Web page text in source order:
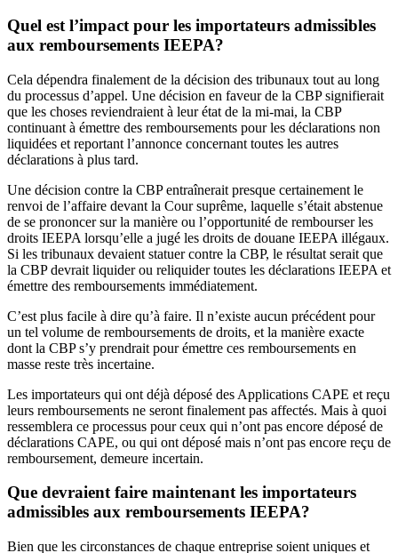
Quel est l’impact pour les importateurs admissibles
aux remboursements IEEPA?
Cela dépendra finalement de la décision des tribunaux tout au long
du processus d’appel. Une décision en faveur de la CBP signifierait
que les choses reviendraient à leur état de la mi-mai, la CBP
continuant à émettre des remboursements pour les déclarations non
liquidées et reportant l’annonce concernant toutes les autres
déclarations à plus tard.
Une décision contre la CBP entraînerait presque certainement le
renvoi de l’affaire devant la Cour suprême, laquelle s’était abstenue
de se prononcer sur la manière ou l’opportunité de rembourser les
droits IEEPA lorsqu’elle a jugé les droits de douane IEEPA illégaux.
Si les tribunaux devaient statuer contre la CBP, le résultat serait que
la CBP devrait liquider ou reliquider toutes les déclarations IEEPA et
émettre des remboursements immédiatement.
C’est plus facile à dire qu’à faire. Il n’existe aucun précédent pour
un tel volume de remboursements de droits, et la manière exacte
dont la CBP s’y prendrait pour émettre ces remboursements en
masse reste très incertaine.
Les importateurs qui ont déjà déposé des Applications CAPE et reçu
leurs remboursements ne seront finalement pas affectés. Mais à quoi
ressemblera ce processus pour ceux qui n’ont pas encore déposé de
déclarations CAPE, ou qui ont déposé mais n’ont pas encore reçu de
remboursement, demeure incertain.
Que devraient faire maintenant les importateurs
admissibles aux remboursements IEEPA?
Bien que les circonstances de chaque entreprise soient uniques et